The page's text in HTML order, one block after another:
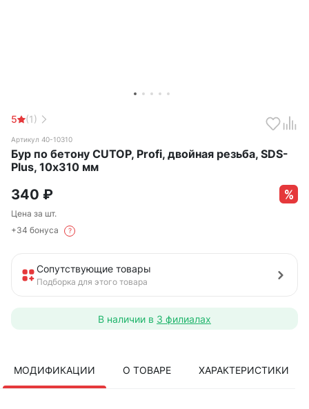
5 (1)
Артикул 40-10310
Бур по бетону CUTOP, Profi, двойная резьба, SDS-
Plus, 10х310 мм
340 ₽
Цена за шт.
+34 бонуса
?
Сопутствующие товары
Подборка для этого товара
В наличии в 3 филиалах
МОДИФИКАЦИИ О ТОВАРЕ ХАРАКТЕРИСТИКИ